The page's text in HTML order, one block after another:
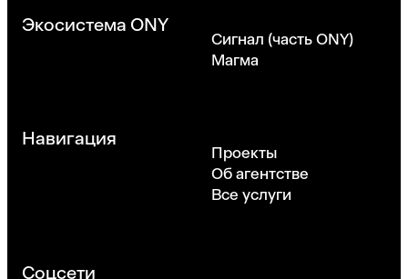
Экосистема ONY
Сигнал (часть ONY)
Магма
Навигация
Проекты
Об агентстве
Все услуги
Соцсети